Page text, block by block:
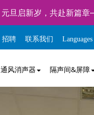
元旦启新岁，共赴新篇
招聘 联系我们 Languages
通风消声器 隔声间&屏障